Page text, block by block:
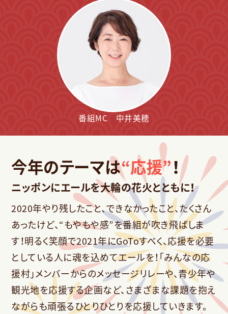
番組MC 中井美穂
今年のテーマは“応援”！
ニッポンにエールを大輪の花火とともに！
2020年やり残したこと、できなかったこと、たくさん
あったけど、“もやもや感”を番組が吹き飛ばしま
す！明るく笑顔で2021年にGoToすべく、応援を必要
としている人に魂を込めてエールを！「みんなの応
援村」メンバーからのメッセージリレーや、青少年や
観光地を応援する企画など、さまざまな課題を抱え
ながらも頑張るひとりひとりを応援していきます。